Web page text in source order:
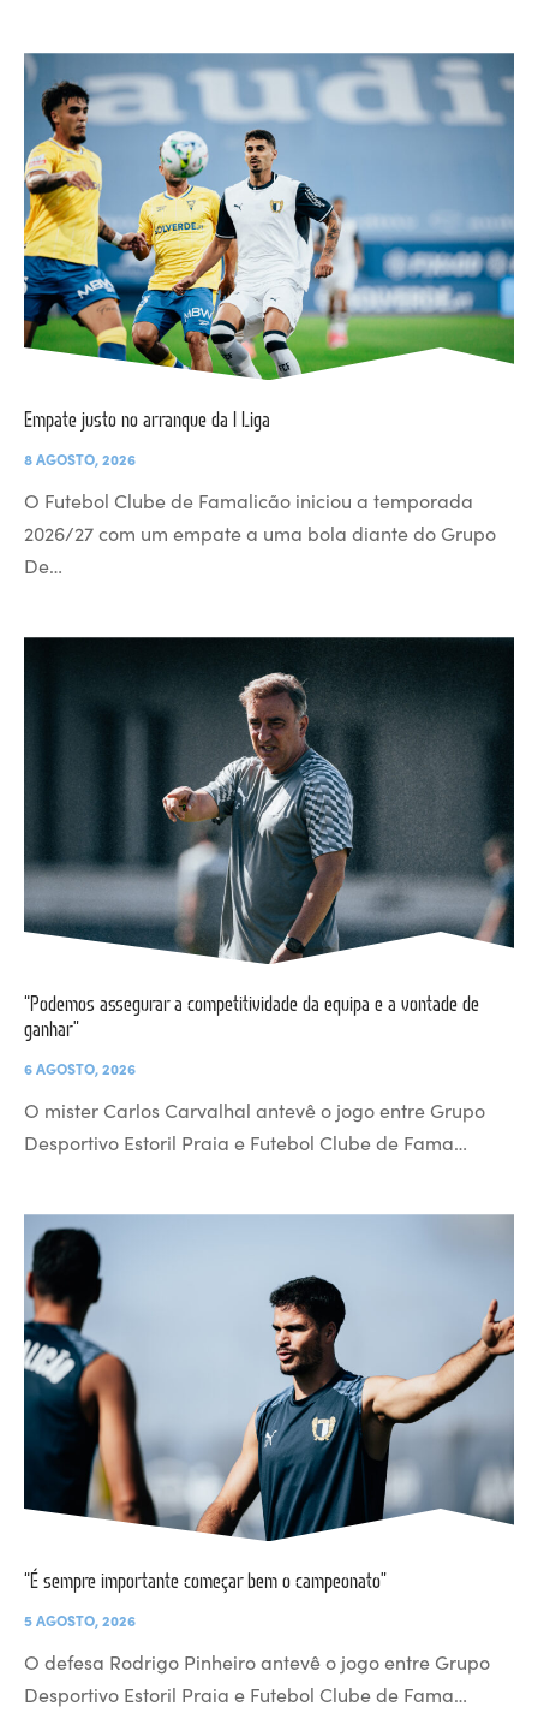
Empate justo no arranque da I Liga
8 AGOSTO, 2026
O Futebol Clube de Famalicão iniciou a temporada
2026/27 com um empate a uma bola diante do Grupo
De…
“Podemos assegurar a competitividade da equipa e a vontade de
ganhar”
6 AGOSTO, 2026
O mister Carlos Carvalhal antevê o jogo entre Grupo
Desportivo Estoril Praia e Futebol Clube de Fama…
“É sempre importante começar bem o campeonato”
5 AGOSTO, 2026
O defesa Rodrigo Pinheiro antevê o jogo entre Grupo
Desportivo Estoril Praia e Futebol Clube de Fama…